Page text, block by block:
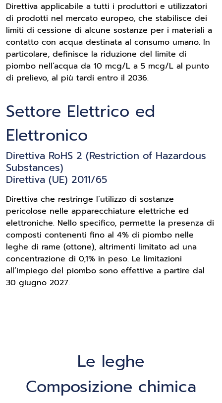
Direttiva applicabile a tutti i produttori e utilizzatori
di prodotti nel mercato europeo, che stabilisce dei
limiti di cessione di alcune sostanze per i materiali a
contatto con acqua destinata al consumo umano. In
particolare, definisce la riduzione del limite di
piombo nell’acqua da 10 mcg/L a 5 mcg/L al punto
di prelievo, al più tardi entro il 2036.
Settore Elettrico ed
Elettronico
Direttiva RoHS 2 (Restriction of Hazardous
Substances)
Direttiva (UE) 2011/65
Direttiva che restringe l’utilizzo di sostanze
pericolose nelle apparecchiature elettriche ed
elettroniche. Nello specifico, permette la presenza di
composti contenenti fino al 4% di piombo nelle
leghe di rame (ottone), altrimenti limitato ad una
concentrazione di 0,1% in peso. Le limitazioni
all’impiego del piombo sono effettive a partire dal
30 giugno 2027.
Le leghe
Composizione chimica